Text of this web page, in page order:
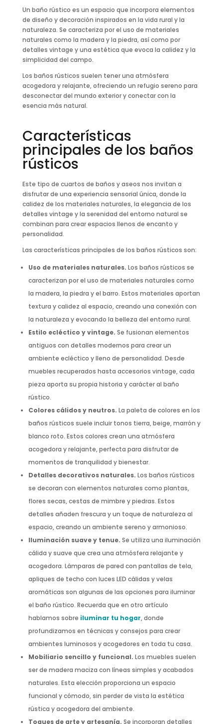
Un baño rústico es un espacio que incorpora elementos
de diseño y decoración inspirados en la vida rural y la
naturaleza. Se caracteriza por el uso de materiales
naturales como la madera y la piedra, así como por
detalles vintage y una estética que evoca la calidez y la
simplicidad del campo.
Los baños rústicos suelen tener una atmósfera
acogedora y relajante, ofreciendo un refugio sereno para
desconectar del mundo exterior y conectar con la
esencia más natural.
Características
principales de los baños
rústicos
Este tipo de cuartos de baños y aseos nos invitan a
disfrutar de una experiencia sensorial única, donde la
calidez de los materiales naturales, la elegancia de los
detalles vintage y la serenidad del entorno natural se
combinan para crear espacios llenos de encanto y
personalidad.
Las características principales de los baños rústicos son:
Uso de materiales naturales. Los baños rústicos se
caracterizan por el uso de materiales naturales como
la madera, la piedra y el barro. Estos materiales aportan
textura y calidez al espacio, creando una conexión con
la naturaleza y evocando la belleza del entorno rural.
Estilo ecléctico y vintage. Se fusionan elementos
antiguos con detalles modernos para crear un
ambiente ecléctico y lleno de personalidad. Desde
muebles recuperados hasta accesorios vintage, cada
pieza aporta su propia historia y carácter al baño
rústico.
Colores cálidos y neutros. La paleta de colores en los
baños rústicos suele incluir tonos tierra, beige, marrón y
blanco roto. Estos colores crean una atmósfera
acogedora y relajante, perfecta para disfrutar de
momentos de tranquilidad y bienestar.
Detalles decorativos naturales. Los baños rústicos
se decoran con elementos naturales como plantas,
flores secas, cestas de mimbre y piedras. Estos
detalles añaden frescura y un toque de naturaleza al
espacio, creando un ambiente sereno y armonioso.
Iluminación suave y tenue. Se utiliza una iluminación
cálida y suave que crea una atmósfera relajante y
acogedora. Lámparas de pared con pantallas de tela,
apliques de techo con luces LED cálidas y velas
aromáticas son algunas de las opciones para iluminar
el baño rústico. Recuerda que en otro artículo
hablamos sobre iluminar tu hogar, donde
profundizamos en técnicas y consejos para crear
ambientes luminosos y acogedores en toda tu casa.
Mobiliario sencillo y funcional. Los muebles suelen
ser de madera maciza con líneas simples y acabados
naturales. Esta elección proporciona un espacio
funcional y cómodo, sin perder de vista la estética
rústica y acogedora del ambiente.
Toques de arte y artesanía. Se incorporan detalles